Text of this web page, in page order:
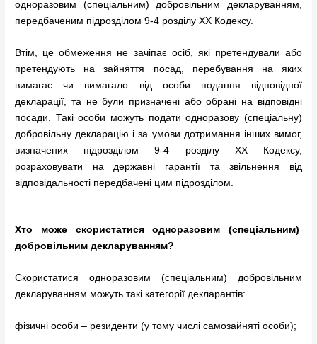
одноразовим (спеціальним) добровільним декларуванням,
передбаченим підрозділом 9-4 розділу ХХ Кодексу.
Втім, це обмеження не зачіпає осіб, які претендували або
претендують на зайняття посад, перебування на яких
вимагає чи вимагало від особи подання відповідної
декларації, та не були призначені або обрані на відповідні
посади. Такі особи можуть подати одноразову (спеціальну)
добровільну декларацію і за умови дотримання інших вимог,
визначених підрозділом 9-4 розділу ХХ Кодексу,
розраховувати на державні гарантії та звільнення від
відповідальності передбачені цим підрозділом.
Хто може скористатися одноразовим (спеціальним)
добровільним декларуванням?
Скористатися одноразовим (спеціальним) добровільним
декларуванням можуть такі категорії декларантів:
фізичні особи – резиденти (у тому числі самозайняті особи);